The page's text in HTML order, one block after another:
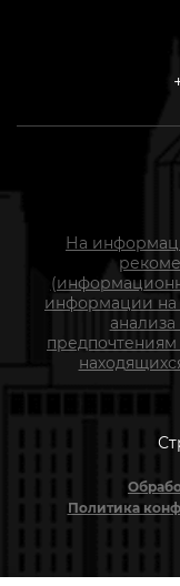
На
информации на
предпочтениям
Политика